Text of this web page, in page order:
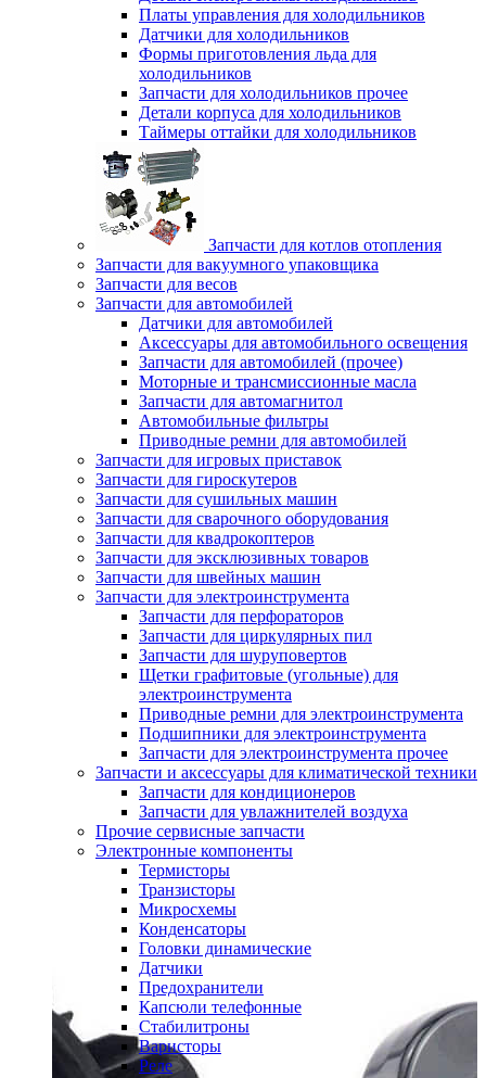
Платы управления для холодильников
Датчики для холодильников
Формы приготовления льда для
холодильников
Запчасти для холодильников прочее
Детали корпуса для холодильников
Таймеры оттайки для холодильников
Запчасти для котлов отопления
Запчасти для вакуумного упаковщика
Запчасти для весов
Запчасти для автомобилей
Датчики для автомобилей
Аксессуары для автомобильного освещения
Запчасти для автомобилей (прочее)
Моторные и трансмиссионные масла
Запчасти для автомагнитол
Автомобильные фильтры
Приводные ремни для автомобилей
Запчасти для игровых приставок
Запчасти для гироскутеров
Запчасти для сушильных машин
Запчасти для сварочного оборудования
Запчасти для квадрокоптеров
Запчасти для эксклюзивных товаров
Запчасти для швейных машин
Запчасти для электроинструмента
Запчасти для перфораторов
Запчасти для циркулярных пил
Запчасти для шуруповертов
Щетки графитовые (угольные) для
электроинструмента
Приводные ремни для электроинструмента
Подшипники для электроинструмента
Запчасти для электроинструмента прочее
Запчасти и аксессуары для климатической техники
Запчасти для кондиционеров
Запчасти для увлажнителей воздуха
Прочие сервисные запчасти
Электронные компоненты
Термисторы
Транзисторы
Микросхемы
Конденсаторы
Головки динамические
Датчики
Предохранители
Капсюли телефонные
Стабилитроны
Варисторы
Реле